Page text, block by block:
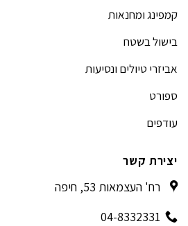
קמפינג ומחנאות
בישול בשטח
אביזרי טיולים ונסיעות
ספורט
עודפים
יצירת קשר
רח' העצמאות 53, חיפה
04-8332331